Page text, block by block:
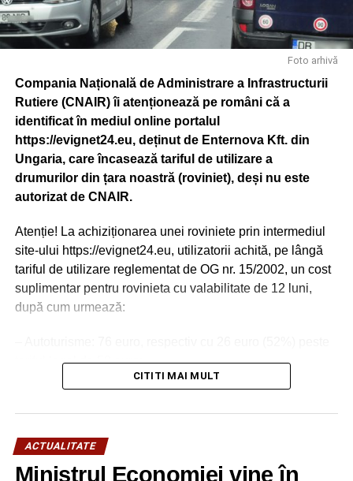
URMATOAREA
Află aici cine concertează la Târgoviște de „Zilele
Județului Dâmbovița” 2026!
Ministrul Sănătății a anunțat ce nereguli au fost
găsite la restaurantul din Gemenea, unde 41 de
persoane au acuzat toxiinefecție alimentară
Foto arhivă
Compania Națională de Administrare a Infrastructurii
Rutiere (CNAIR) îi atenționează pe români că a
identificat în mediul online portalul
https://evignet24.eu, deținut de Enternova Kft. din
Ungaria, care încasează tariful de utilizare a
drumurilor din țara noastră (roviniet), deși nu este
autorizat de CNAIR.
Atenție! La achiziționarea unei roviniete prin intermediul
site-ului https://evignet24.eu, utilizatorii achită, pe lângă
tariful de utilizare reglementat de OG nr. 15/2002, un cost
suplimentar pentru rovinieta cu valabilitate de 12 luni,
după cum urmează:
tariful legal de 50 euro;
maximă autorizată (MTMA) de cel mult 3,5 tone: 144,5
de 114 euro;
CITITI MAI MULT
ACTUALITATE
Ministrul Economiei vine în